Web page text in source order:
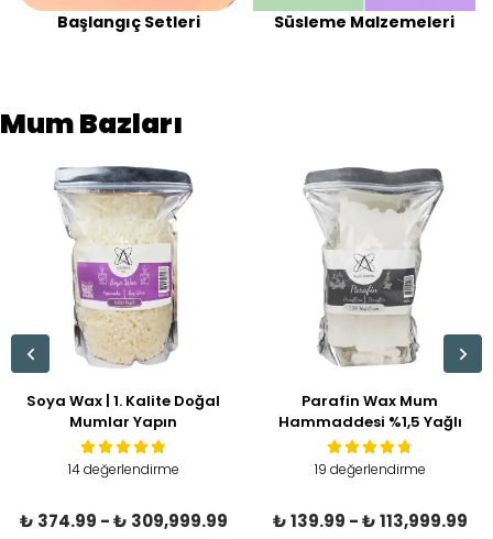
Başlangıç Setleri Süsleme Malzemeleri
Mum Bazları
Soya Wax | 1. Kalite Doğal
Mumlar Yapın
14 değerlendirme
₺ 374.99 -₺ 309,999.99
Parafin Wax Mum
Hammaddesi %1,5 Yağlı
(Silikon Kalıp Çalışmalarına
Uygun)
19 değerlendirme
₺ 139.99 -₺ 113,999.99